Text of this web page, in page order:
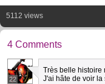
5112 views
4 Comments
22
Très belle histoire
J'ai hâte de voir la